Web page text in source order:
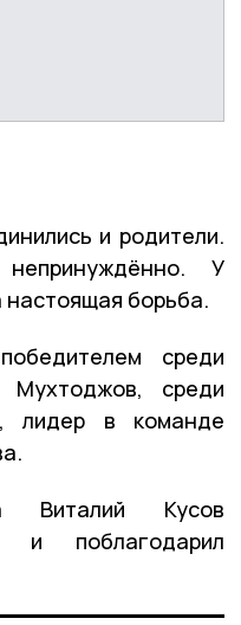
и родители.
У
борьба.
среди
Мухтоджов, среди
лидер в команде
Виталий Кусов
и поблагодарил